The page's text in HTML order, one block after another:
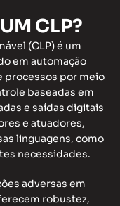
CLP?
(CLP) é um
em automação
processos por meio
baseadas em
e saídas digitais
e atuadores,
linguagens, como
necessidades.
adversas em
robustez,